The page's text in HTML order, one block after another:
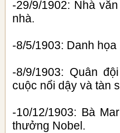
-29/9/1902: Nhà
nhà.
-8/5/1903: Danh
-8/9/1903: Quân
cuộc nổi dậy và tàn
-10/12/1903: Bà
thưởng Nobel.